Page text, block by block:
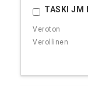
TASKI JM
Ostoskoriin